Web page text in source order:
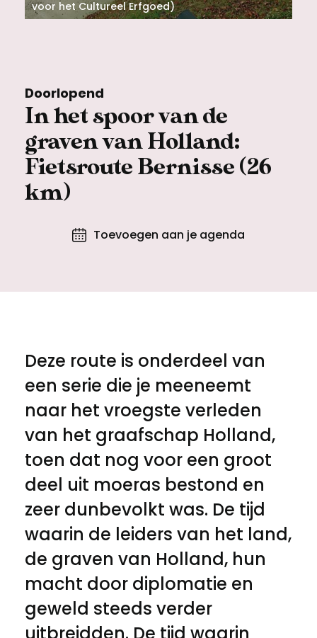
Voorwaarden
In het spoor van de
graven van Holland:
Fietsroute Bernisse (26
km)
Doorlopend
Toevoegen aan je agenda
voor het Cultureel Erfgoed)
Deze route is onderdeel van
een serie die je meeneemt
naar het vroegste verleden
van het graafschap Holland,
toen dat nog voor een groot
deel uit moeras bestond en
zeer dunbevolkt was. De tijd
waarin de leiders van het land,
de graven van Holland, hun
macht door diplomatie en
geweld steeds verder